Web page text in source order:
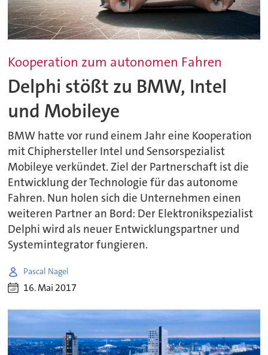
Kooperation zum autonomen Fahren
Delphi stößt zu BMW, Intel
und Mobileye
BMW hatte vor rund einem Jahr eine Kooperation
mit Chiphersteller Intel und Sensorspezialist
Mobileye verkündet. Ziel der Partnerschaft ist die
Entwicklung der Technologie für das autonome
Fahren. Nun holen sich die Unternehmen einen
weiteren Partner an Bord: Der Elektronikspezialist
Delphi wird als neuer Entwicklungspartner und
Systemintegrator fungieren.
Pascal Nagel
16. Mai 2017